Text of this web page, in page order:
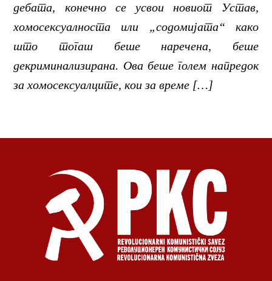
дебата, конечно се усвои новиот Устав,
хомосексуалноста или „содомијата“ како
што тогаш беше наречена, беше
декриминализирана. Ова беше голем напредок
за хомосексуалците, кои за време […]